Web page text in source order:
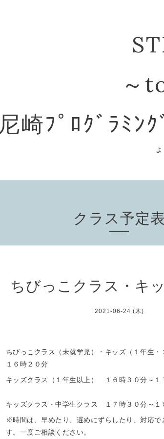
～
尼崎ﾌﾟﾛｸﾞﾗﾐﾝ
クラス予定表
ちびっこクラス・キ
2021-06-24 (木)
ちびっこクラス（未就学児）・キッズ（１年生・
１６時２０分
キッズクラス（１年生以上） １６時３０分～１
キッズクラス・中学生クラス １７時３０分～１
※時間は、早めたり、遅めにずらしたり、対応で
す。一度ご相談ください。